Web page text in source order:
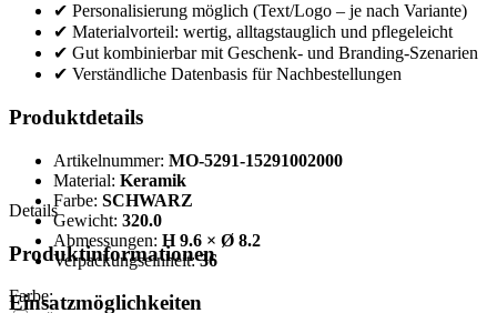
✔ Personalisierung möglich (Text/Logo – je nach Variante)
✔ Materialvorteil: wertig, alltagstauglich und pflegeleicht
✔ Gut kombinierbar mit Geschenk- und Branding-Szenarien
✔ Verständliche Datenbasis für Nachbestellungen
Produktdetails
Artikelnummer: MO-5291-15291002000
Material: Keramik
Farbe: SCHWARZ
Gewicht: 320.0
Abmessungen: H 9.6 × Ø 8.2
Verpackungseinheit:36
Einsatzmöglichkeiten
Details
Produktinformationen
Farbe: